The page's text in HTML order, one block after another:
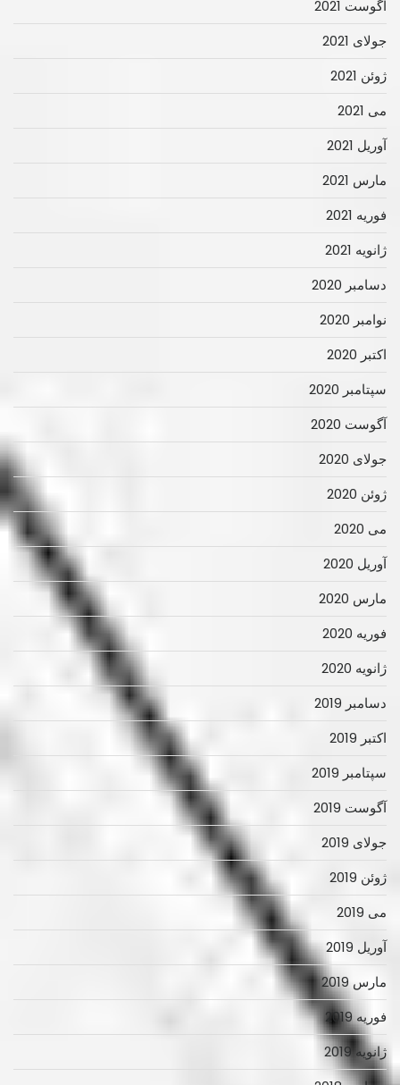
آگوست 2021
جولای 2021
ژوئن 2021
می 2021
آوریل 2021
مارس 2021
فوریه 2021
ژانویه 2021
دسامبر 2020
نوامبر 2020
اکتبر 2020
سپتامبر 2020
آگوست 2020
جولای 2020
ژوئن 2020
می 2020
آوریل 2020
مارس 2020
فوریه 2020
ژانویه 2020
دسامبر 2019
اکتبر 2019
سپتامبر 2019
آگوست 2019
جولای 2019
ژوئن 2019
می 2019
آوریل 2019
مارس 2019
فوریه 2019
ژانویه 2019